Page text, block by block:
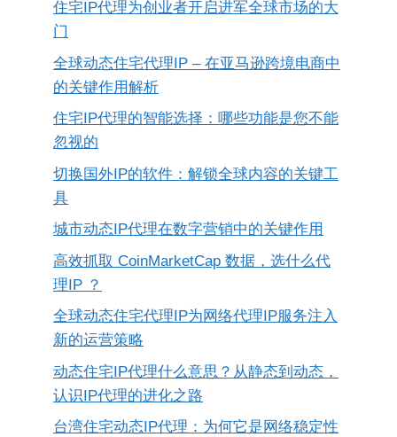
住宅IP代理为创业者开启进军全球市场的大
门
全球动态住宅代理IP – 在亚马逊跨境电商中
的关键作用解析
住宅IP代理的智能选择：哪些功能是您不能
忽视的
切换国外IP的软件：解锁全球内容的关键工
具
城市动态IP代理在数字营销中的关键作用
高效抓取 CoinMarketCap 数据，选什么代
理IP ？
全球动态住宅代理IP为网络代理IP服务注入
新的运营策略
动态住宅IP代理什么意思？从静态到动态，
认识IP代理的进化之路
台湾住宅动态IP代理：为何它是网络稳定性